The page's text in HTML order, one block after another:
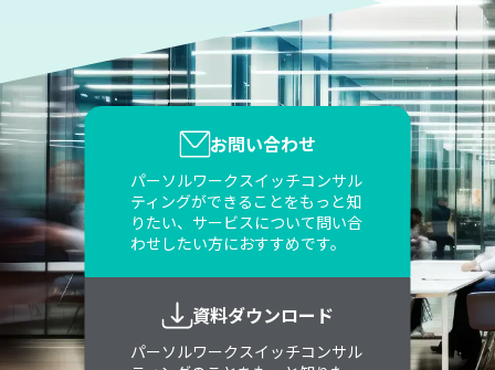
お問い合わせ
パーソルワークスイッチコンサル
ティングができることをもっと知
りたい、サービスについて問い合
わせしたい方におすすめです。
資料ダウンロード
パーソルワークスイッチコンサル